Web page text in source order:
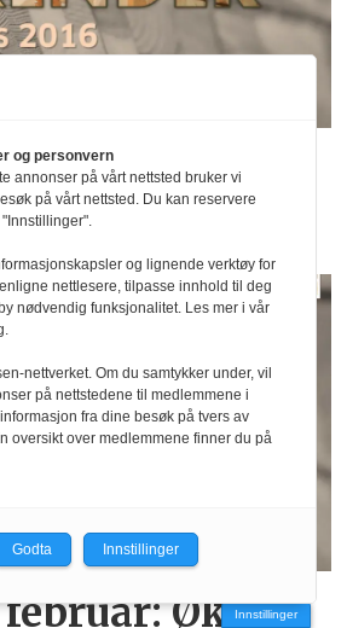
2016:God
februar: ØktInnstillinger
og personvern
annonser på vårt nettsted bruker vi
på vårt nettsted. Du kan reservere
og lignende verktøy for
nettlesere, tilpasse innhold til deg
nødvendig funksjonalitet. Les mer i vår
nettverket. Om du samtykker under, vil
på nettstedene til medlemmene i
fra dine besøk på tvers av
oversikt over medlemmene finner du på
Godta Innstillinger